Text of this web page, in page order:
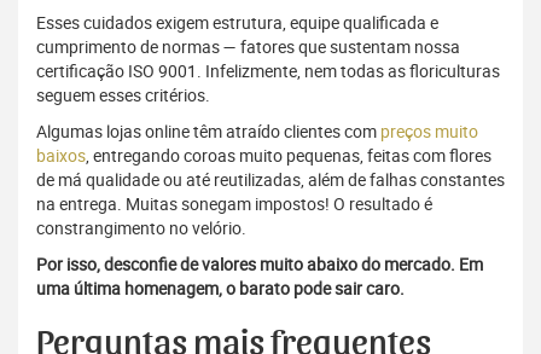
Esses cuidados exigem estrutura, equipe qualificada e
cumprimento de normas — fatores que sustentam nossa
certificação ISO 9001. Infelizmente, nem todas as floriculturas
seguem esses critérios.
Algumas lojas online têm atraído clientes com preços muito
baixos, entregando coroas muito pequenas, feitas com flores
de má qualidade ou até reutilizadas, além de falhas constantes
na entrega. Muitas sonegam impostos! O resultado é
constrangimento no velório.
Por isso, desconfie de valores muito abaixo do mercado. Em
uma última homenagem, o barato pode sair caro.
Perguntas mais frequentes